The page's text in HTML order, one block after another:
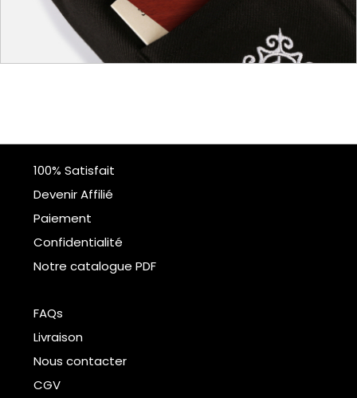
100% Satisfait
Devenir Affilié
Paiement
Confidentialité
Notre catalogue PDF
FAQs
Livraison
Nous contacter
CGV